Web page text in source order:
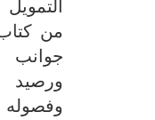
من كتاب
جوانب
ورصيد
وفصوله